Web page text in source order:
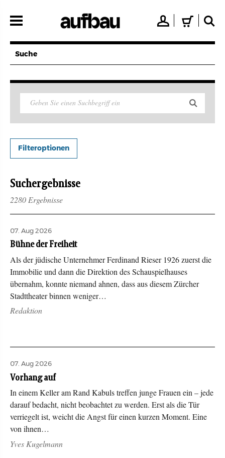
zum
👤 🛒 🔍
Suche
Filteroptionen
Suchergebnisse
2280 Ergebnisse
07. Aug 2026
Bühne der Freiheit
Als der jüdische Unternehmer Ferdinand Rieser 1926 zuerst die
Immobilie und dann die Direktion des Schauspielhauses
übernahm, konnte niemand ahnen, dass aus diesem Zürcher
Stadttheater binnen weniger…
Redaktion
07. Aug 2026
Vorhang auf
In einem Keller am Rand Kabuls treffen junge Frauen ein – jede
darauf bedacht, nicht beobachtet zu werden. Erst als die Tür
verriegelt ist, weicht die Angst für einen kurzen Moment. Eine
von ihnen…
Yves Kugelmann